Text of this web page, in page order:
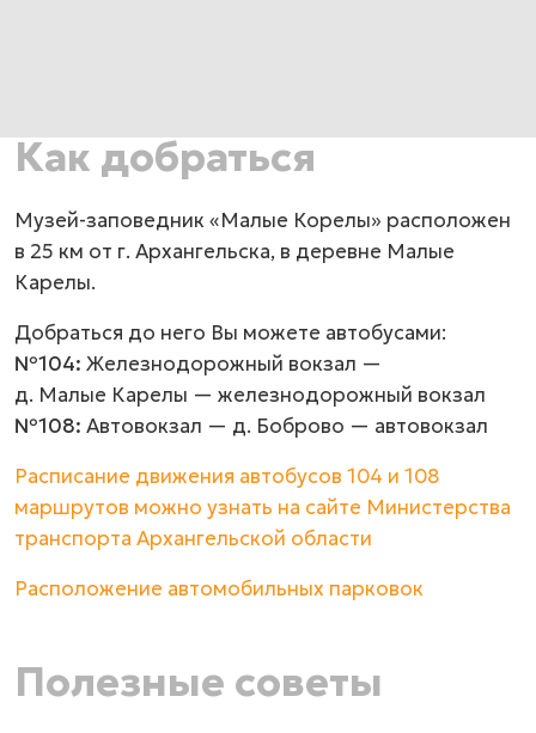
Как добраться
Музей-заповедник «Малые Корелы» расположен
в 25 км от г. Архангельска, в деревне Малые
Карелы.
Добраться до него Вы можете автобусами:
№104: Железнодорожный вокзал —
д. Малые Карелы — железнодорожный вокзал
№108: Автовокзал — д. Боброво — автовокзал
Расписание движения автобусов 104 и 108
маршрутов можно узнать на сайте Министерства
транспорта Архангельской области
Расположение автомобильных парковок
Полезные советы